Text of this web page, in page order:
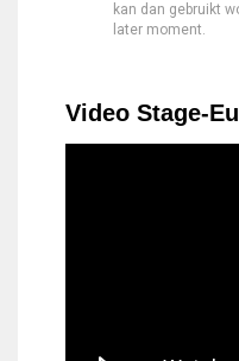
kan dan gebruikt
later moment.
Video Stage-